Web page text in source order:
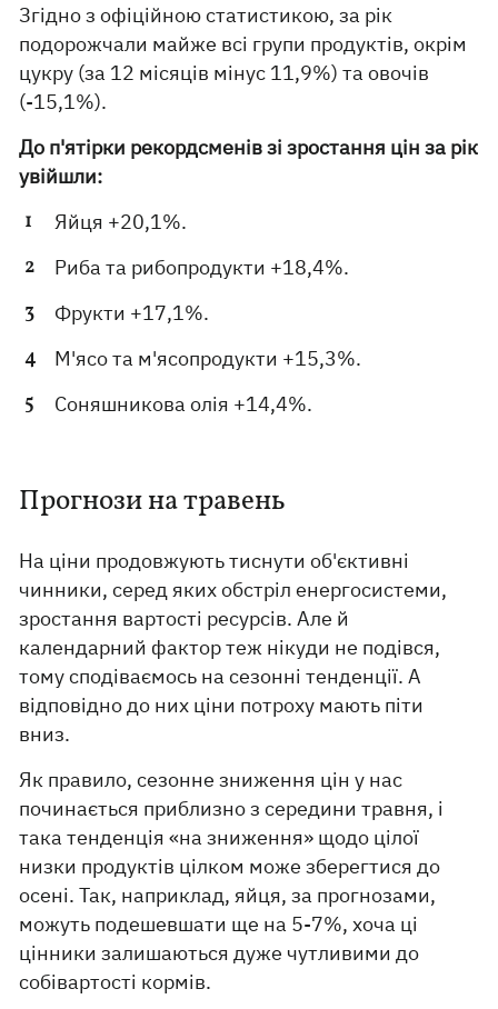
Згідно з офіційною статистикою, за рік
подорожчали майже всі групи продуктів, окрім
цукру (за 12 місяців мінус 11,9%) та овочів
(-15,1%).
До п'ятірки рекордсменів зі зростання цін за рік
увійшли:
Яйця +20,1%.
Риба та рибопродукти +18,4%.
Фрукти +17,1%.
М'ясо та м'ясопродукти +15,3%.
Соняшникова олія +14,4%.
Прогнози на травень
На ціни продовжують тиснути об'єктивні
чинники, серед яких обстріл енергосистеми,
зростання вартості ресурсів. Але й
календарний фактор теж нікуди не подівся,
тому сподіваємось на сезонні тенденції. А
відповідно до них ціни потроху мають піти
вниз.
Як правило, сезонне зниження цін у нас
починається приблизно з середини травня, і
така тенденція «на зниження» щодо цілої
низки продуктів цілком може зберегтися до
осені. Так, наприклад, яйця, за прогнозами,
можуть подешевшати ще на 5-7%, хоча ці
цінники залишаються дуже чутливими до
собівартості кормів.